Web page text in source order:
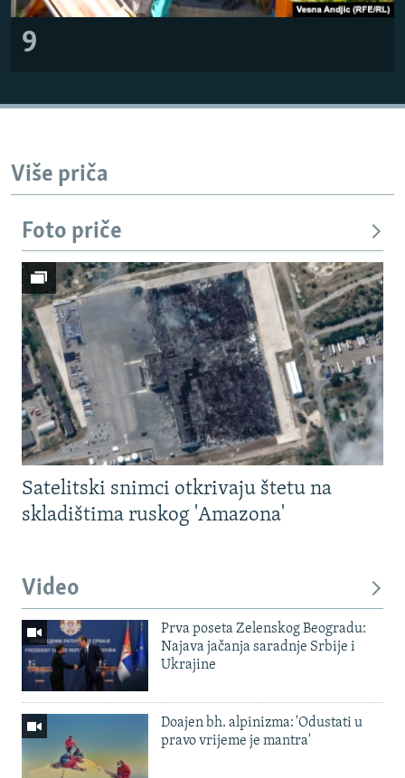
9
Više priča
Foto priče
Satelitski snimci otkrivaju štetu na
skladištima ruskog 'Amazona'
Video
Prva poseta Zelenskog Beogradu:
Najava jačanja saradnje Srbije i
Ukrajine
Doajen bh. alpinizma: 'Odustati u
pravo vrijeme je mantra'